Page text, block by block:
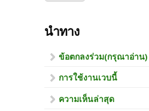
นำทาง
ข้อตกลงร่วม(กรุณาอ่าน)
การใช้งานเวบนี้
ความเห็นล่าสุด